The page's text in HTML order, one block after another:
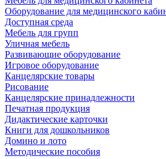
Оборудование для медицинского
Доступная среда
Мебель для групп
Уличная мебель
Развивающие оборудование
Игровое оборудование
Канцелярские товары
Рисование
Канцелярские принадлежности
Печатная продукция
Дидактические карточки
Книги для дошкольников
Домино и лото
Методические пособия